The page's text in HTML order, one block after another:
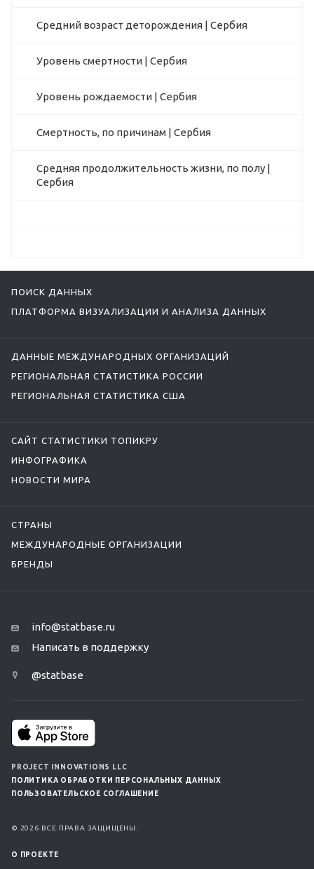
Средний возраст деторождения | Сербия
Уровень смертности | Сербия
Уровень рождаемости | Сербия
Смертность, по причинам | Сербия
Средняя продолжительность жизни, по полу |
Сербия
ПОИСК ДАННЫХ
ПЛАТФОРМА ВИЗУАЛИЗАЦИИ И АНАЛИЗА ДАННЫХ
ДАННЫЕ МЕЖДУНАРОДНЫХ ОРГАНИЗАЦИЙ
РЕГИОНАЛЬНАЯ СТАТИСТИКА РОССИИ
РЕГИОНАЛЬНАЯ СТАТИСТИКА США
САЙТ СТАТИСТИКИ ТОПИКРУ
ИНФОГРАФИКА
НОВОСТИ МИРА
СТРАНЫ
МЕЖДУНАРОДНЫЕ ОРГАНИЗАЦИИ
БРЕНДЫ
info@statbase.ru
Написать в поддержку
@statbase
PROJECT INNOVATIONS LLC
ПОЛИТИКА ОБРАБОТКИ ПЕРСОНАЛЬНЫХ ДАННЫХ
ПОЛЬЗОВАТЕЛЬСКОЕ СОГЛАШЕНИЕ
© 2026 ВСЕ ПРАВА ЗАЩИЩЕНЫ.
О ПРОЕКТЕ